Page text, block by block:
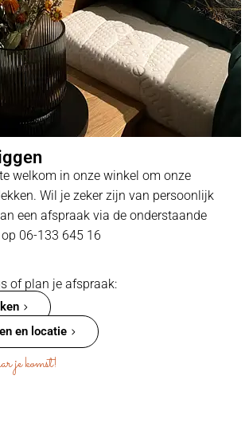
welkom in onze winkel om onze
Wil je zeker zijn van persoonlijk
een afspraak via de onderstaande
06-133 645 16
of plan je afspraak:
en locatie
je komst!